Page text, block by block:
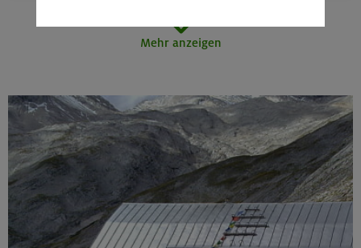
München und Umgebung (inkl. bayer. Voralpenraum)
26.-30.09.26
Stiege und Steige in der Sächsischen Schweiz
Elbsandsteingebirge
Mehr anzeigen